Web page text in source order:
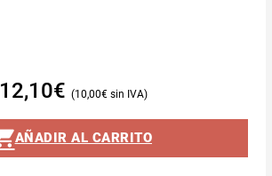
12,10€ 10,00€
AÑADIR AL CARRITO